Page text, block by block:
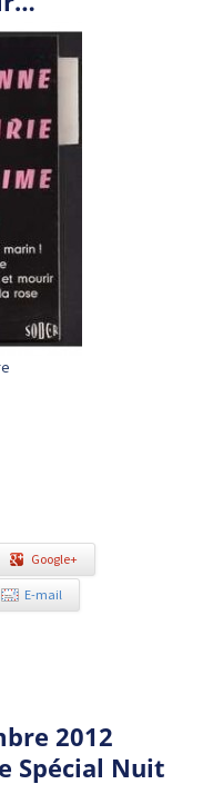
Google+
E-mail
2012
Spécial Nuit